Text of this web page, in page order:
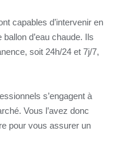
capables d’intervenir en
d’eau chaude. Ils
soit 24h/24 et 7j/7,
s’engagent à
Vous l’avez donc
pour vous assurer un